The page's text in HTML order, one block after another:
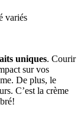
variés
uniques. Courir
sur vos
De plus, le
C’est la crème